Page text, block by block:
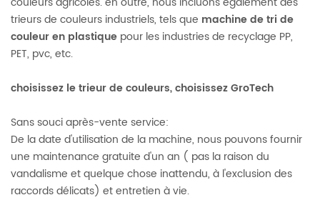
trieurs de couleurs industriels, tels que machine de tri de
couleur en plastique pour les industries de recyclage PP,
PET, pvc, etc.
choisissez le trieur de couleurs, choisissez GroTech
Sans souci après-vente service:
De la date d'utilisation de la machine, nous pouvons fournir
une maintenance gratuite d'un an ( pas la raison du
vandalisme et quelque chose inattendu, à l'exclusion des
raccords délicats) et entretien à vie.